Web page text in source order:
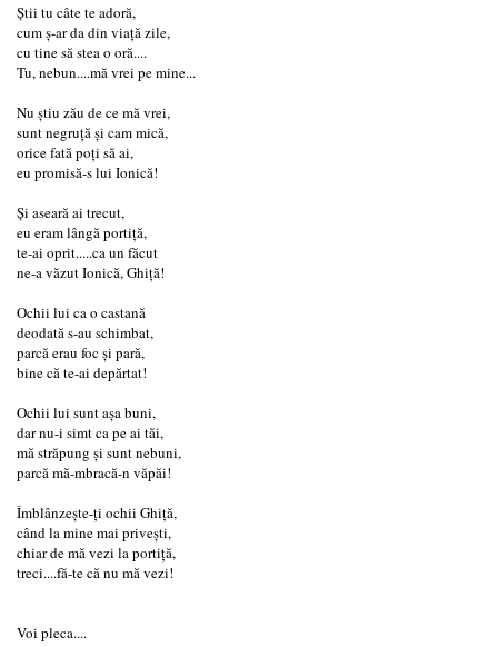
Știi tu câte te adoră,
cum ș-ar da din viață zile,
cu tine să stea o oră....
Tu, nebun....mă vrei pe mine...
Nu știu zău de ce mă vrei,
sunt negruță și cam mică,
orice fată poți să ai,
eu promisă-s lui Ionică!
Și aseară ai trecut,
eu eram lângă portiță,
te-ai oprit.....ca un făcut
ne-a văzut Ionică, Ghiță!
Ochii lui ca o castană
deodată s-au schimbat,
parcă erau foc și pară,
bine că te-ai depărtat!
Ochii lui sunt așa buni,
dar nu-i simt ca pe ai tăi,
mă străpung și sunt nebuni,
parcă mă-mbracă-n văpăi!
Îmblânzește-ți ochii Ghiță,
când la mine mai privești,
chiar de mă vezi la portiță,
treci....fă-te că nu mă vezi!
Voi pleca....